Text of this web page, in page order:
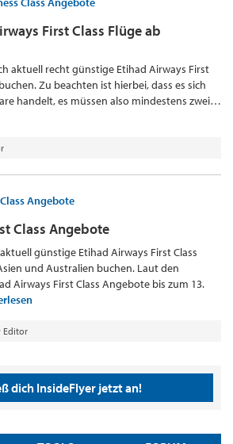
First Class Flüge ab
aktuell recht günstige Etihad Airways First
Zu beachten ist hierbei, dass es sich
handelt, es müssen also mindestens zwei…
Class Angebote
günstige Etihad Airways First Class
und Australien buchen. Laut den
Airways First Class Angebote bis zum 13.
Editor
dich InsideFlyer jetzt an!